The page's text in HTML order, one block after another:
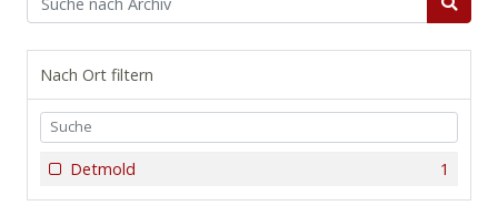
Nach Ort filtern
1
Detmold